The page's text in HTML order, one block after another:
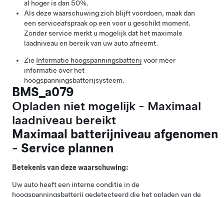
al hoger is dan 50%.
Als deze waarschuwing zich blijft voordoen, maak dan
een serviceafspraak op een voor u geschikt moment.
Zonder service merkt u mogelijk dat het maximale
laadniveau en bereik van uw auto afneemt.
Zie Informatie hoogspanningsbatterij voor meer
informatie over het
hoogspanningsbatterijsysteem.
BMS_a079
Opladen niet mogelijk - Maximaal
laadniveau bereikt
Maximaal batterijniveau afgenomen
- Service plannen
Betekenis van deze waarschuwing:
Uw auto heeft een interne conditie in de
hoogspanningsbatterij gedetecteerd die het opladen van de